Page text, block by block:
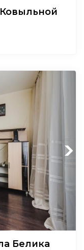
Next
Белика